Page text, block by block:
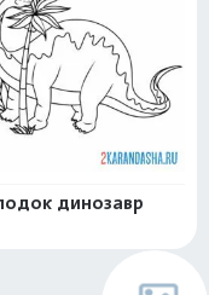
динозавр